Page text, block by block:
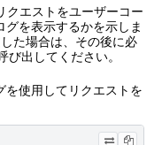
クエストをユーザーコー
グを表示するかを示しま
た場合は、その後に必
び出してください。
使用してリクエストを